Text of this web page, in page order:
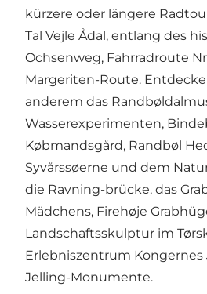
kürzere oder längere
Tal Vejle Ådal, entlang des
Ochsenweg, Fahrradroute
Margeriten-Route.
anderem das
Wasserexperimenten,
Købmandsgård, Randbøl
Syvårssøerne und dem
die Ravning-brücke, das
Mädchens, Firehøje
Landschaftsskulptur im
Erlebniszentrum
Jelling-Monumente.